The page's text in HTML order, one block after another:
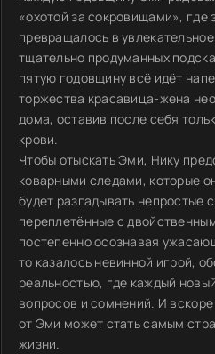
«охотой за сокровищами», где
превращалось в
тщательно продуманных
пятую годовщину всё идёт
торжества красавица-жена
дома, оставив после себя
крови.
Чтобы отыскать Эми, Нику
коварными следами, которые
будет разгадывать непростые
переплетённые с
постепенно осознавая
то казалось невинной игрой,
реальностью, где каждый
вопросов и сомнений. И
от Эми может стать самым
жизни.